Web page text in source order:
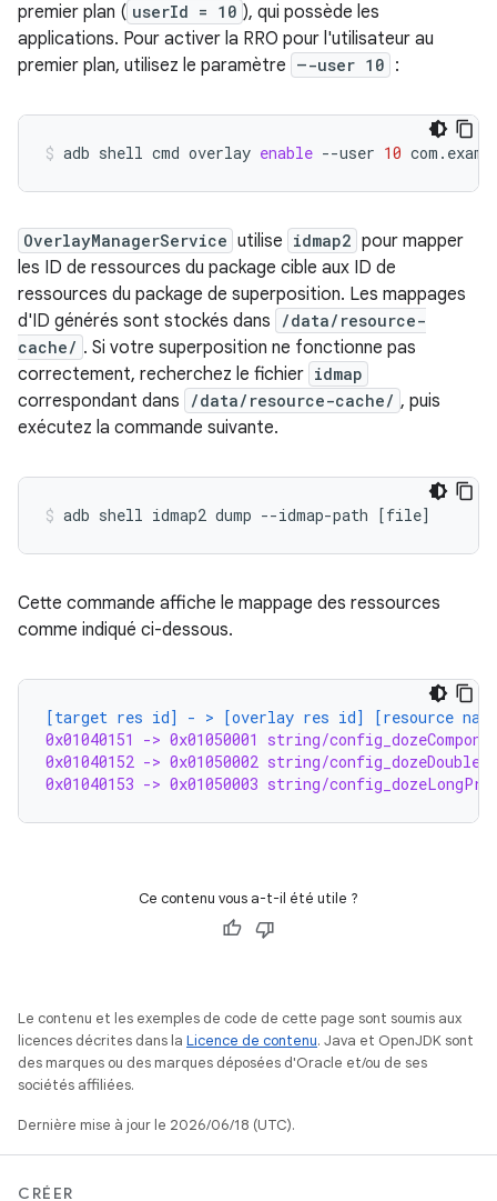
premier plan ( userId = 10 ), qui possède les
applications. Pour activer la RRO pour l'utilisateur au
premier plan, utilisez le paramètre –-user 10 :
adb shell cmd overlay enable --user 10
OverlayManagerService utilise idmap2 pour mapper
les ID de ressources du package cible aux ID de
ressources du package de superposition. Les mappages
d'ID générés sont stockés dans
/data/resource-
cache/ . Si votre superposition ne fonctionne pas
correctement, recherchez le fichier idmap
correspondant dans /data/resource-cache/ , puis
exécutez la commande suivante.
adb shell idmap2 dump --idmap-path [file]
Cette commande affiche le mappage des ressources
comme indiqué ci-dessous.
[target res id] - > [overlay res id] [resource
0x01040151 -> 0x01050001 string/
0x01040152 -> 0x01050002 string/
0x01040153 -> 0x01050003 string/
Ce contenu vous a-t-il été utile ?
Le contenu et les exemples de code de cette page sont soumis aux
licences décrites dans la Licence de contenu. Java et OpenJDK sont
des marques ou des marques déposées d'Oracle et/ou de ses
sociétés affiliées.
Dernière mise à jour le 2026/06/18 (UTC).
CRÉER